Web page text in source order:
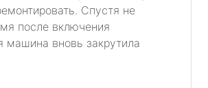
Спустя не
после включения
машина вновь закрутила